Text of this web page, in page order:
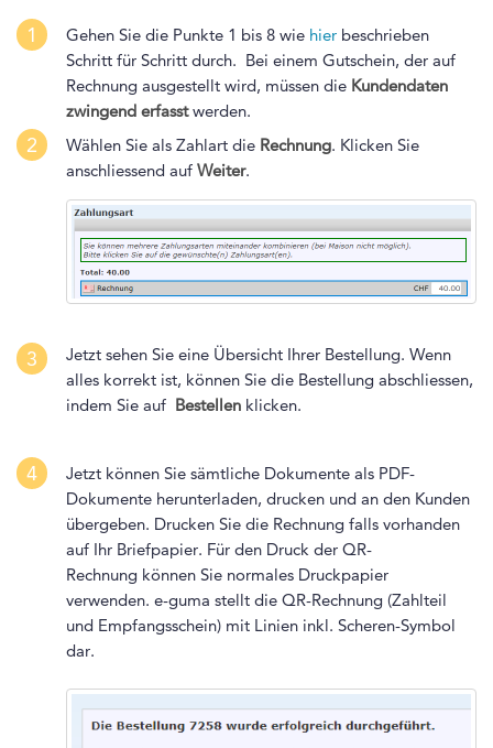
1 Gehen Sie die Punkte 1 bis 8 wie hier beschrieben
Schritt für Schritt durch. Bei einem Gutschein, der auf
Rechnung ausgestellt wird, müssen die Kundendaten
zwingend erfasstwerden.
2 Wählen Sie als Zahlart die Rechnung. Klicken Sie
anschliessend auf Weiter.
3
Jetzt sehen Sie eine Übersicht Ihrer Bestellung. Wenn
alles korrekt ist, können Sie die Bestellung abschliessen,
indem Sie auf Bestellen klicken.
4
Jetzt können Sie sämtliche Dokumente als PDF-
Dokumente herunterladen, drucken und an den Kunden
übergeben. Drucken Sie die Rechnung falls vorhanden
auf Ihr Briefpapier. Für den Druck der QR-
Rechnung können Sie normales Druckpapier
verwenden. e-guma stellt die QR-Rechnung (Zahlteil
und Empfangsschein) mit Linien inkl. Scheren-Symbol
dar.